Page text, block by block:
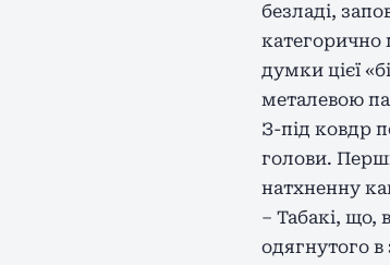
безладі,
категорично
думки цієї
металевою
З-під ковдр
голови.
натхненну
– Табакі, що,
одягнутого в